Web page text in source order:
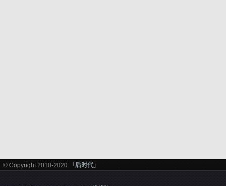
© Copyright 2010-2020 「 后时代 」